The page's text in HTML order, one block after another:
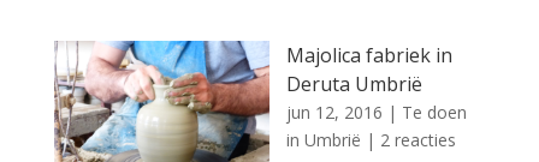
Majolica fabriek in
Deruta Umbrië
jun 12, 2016 | Te doen
in Umbrië | 2 reacties